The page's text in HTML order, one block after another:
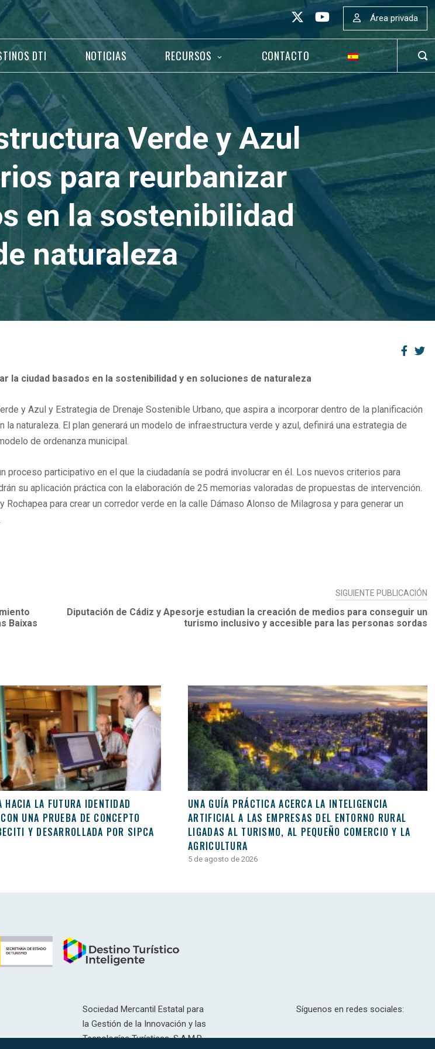
Área privada
DTI NOTICIAS RECURSOS CONTACTO
Verde y Azul
para reurbanizar
en la sostenibilidad
naturaleza
ciudad basados en la sostenibilidad y en soluciones de naturaleza
y Azul y Estrategia de Drenaje Sostenible Urbano, que aspira a incorporar dentro de la planificación
naturaleza. El plan generará un modelo de infraestructura verde y azul, definirá una estrategia de
de ordenanza municipal.
participativo en el que la ciudadanía se podrá involucrar en él. Los nuevos criterios para
su aplicación práctica con la elaboración de 25 memorias valoradas de propuestas de intervención.
para crear un corredor verde en la calle Dámaso Alonso de Milagrosa y para generar un
Baixas
SIGUIENTE PUBLICACIÓN
Diputación de Cádiz y Apesorje estudian la creación de medios para conseguir un
turismo inclusivo y accesible para las personas sordas
HACIA LA FUTURA IDENTIDAD
UNA PRUEBA DE CONCEPTO
Y DESARROLLADA POR SIPCA
UNA GUÍA PRÁCTICA ACERCA LA INTELIGENCIA
ARTIFICIAL A LAS EMPRESAS DEL ENTORNO RURAL
LIGADAS AL TURISMO, AL PEQUEÑO COMERCIO Y LA
AGRICULTURA
5 de agosto de 2026
Sociedad Mercantil Estatal para
la Gestión de la Innovación y las
Tecnologías Turísticas, S.A.M.P.
Síguenos en redes sociales: